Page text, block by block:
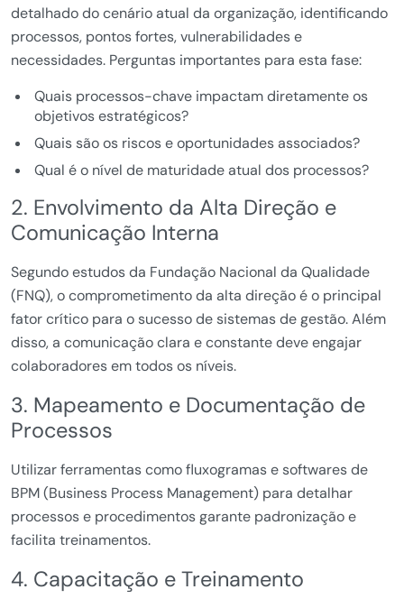
detalhado do cenário atual da organização, identificando
processos, pontos fortes, vulnerabilidades e
necessidades. Perguntas importantes para esta fase:
Quais processos-chave impactam diretamente os
objetivos estratégicos?
Quais são os riscos e oportunidades associados?
Qual é o nível de maturidade atual dos processos?
2. Envolvimento da Alta Direção e
Comunicação Interna
Segundo estudos da Fundação Nacional da Qualidade
(FNQ), o comprometimento da alta direção é o principal
fator crítico para o sucesso de sistemas de gestão. Além
disso, a comunicação clara e constante deve engajar
colaboradores em todos os níveis.
3. Mapeamento e Documentação de
Processos
Utilizar ferramentas como fluxogramas e softwares de
BPM (Business Process Management) para detalhar
processos e procedimentos garante padronização e
facilita treinamentos.
4. Capacitação e Treinamento